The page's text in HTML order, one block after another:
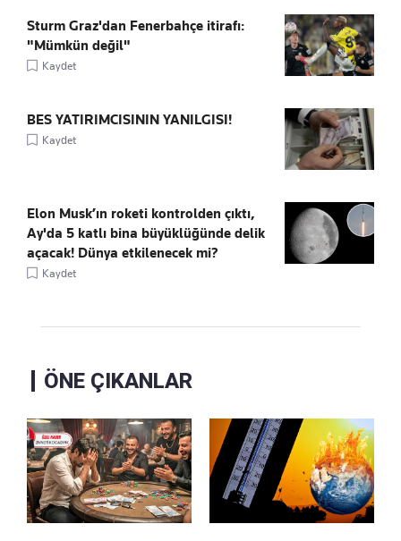
Sturm Graz'dan Fenerbahçe itirafı:
"Mümkün değil"
Kaydet
BES YATIRIMCISININ YANILGISI!
Kaydet
Elon Musk’ın roketi kontrolden çıktı,
Ay'da 5 katlı bina büyüklüğünde delik
açacak! Dünya etkilenecek mi?
Kaydet
ÖNE ÇIKANLAR